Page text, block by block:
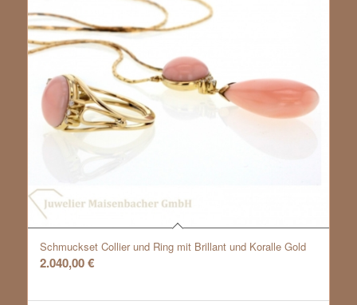
Schmuckset Collier und Ring mit Brillant und Koralle Gold
2.040,00€